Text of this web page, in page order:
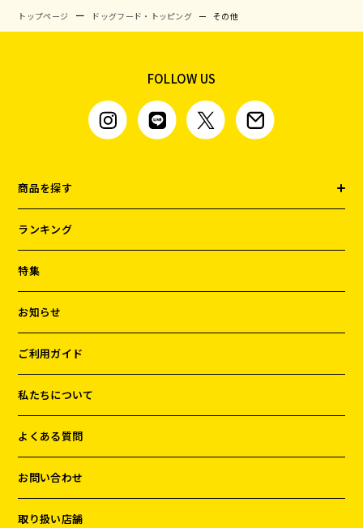
トップページ ドッグフード・トッピング その他
FOLLOW US
商品を探す
ランキング
特集
お知らせ
ご利用ガイド
私たちについて
よくある質問
お問い合わせ
取り扱い店舗